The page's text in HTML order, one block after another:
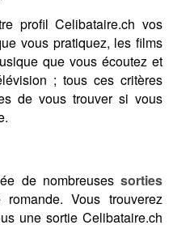
profil Celibataire.ch vos
vous pratiquez, les films
que vous écoutez et
; tous ces critères
de vous trouver si vous
de nombreuses sorties
Vous trouverez
une sortie Celibataire.ch